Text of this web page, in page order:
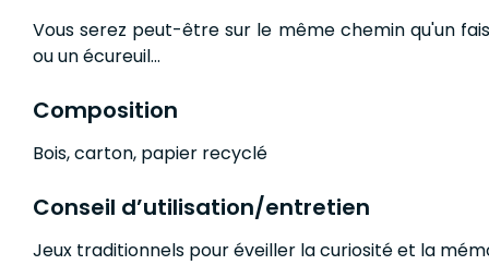
Vous serez peut-être sur le même chemin qu'un
ou un écureuil...
Composition
Bois, carton, papier recyclé
Conseil d’utilisation/entretien
Jeux traditionnels pour éveiller la curiosité et la